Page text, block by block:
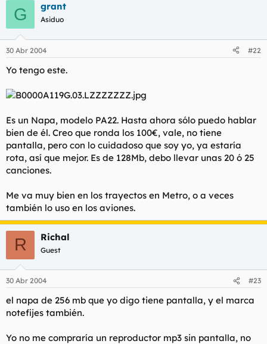
G grant
Asiduo
30 Abr 2004 #22
Yo tengo este.
Es un Napa, modelo PA22. Hasta ahora sólo puedo hablar
bien de él. Creo que ronda los 100€, vale, no tiene
pantalla, pero con lo cuidadoso que soy yo, ya estaría
rota, así que mejor. Es de 128Mb, debo llevar unas 20 ó 25
canciones.
Me va muy bien en los trayectos en Metro, o a veces
también lo uso en los aviones.
R Richal
Guest
30 Abr 2004 #23
el napa de 256 mb que yo digo tiene pantalla, y el marca
notefijes también.
Yo no me compraría un reproductor mp3 sin pantalla, no